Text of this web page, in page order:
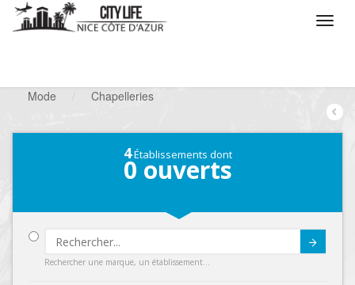
Mode
Chapelleries
4Établissements dont
0 ouverts
Rechercher une marque, un établissement...